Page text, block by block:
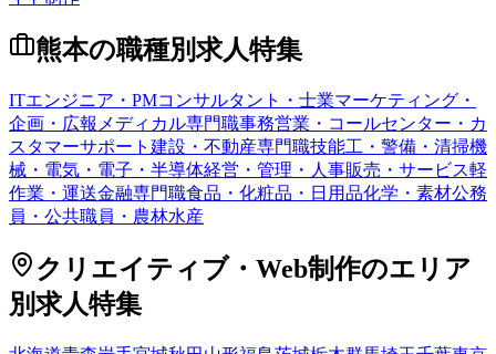
熊本の職種別求人特集
ITエンジニア・PMコンサルタント・士業マーケティング・
企画・広報 メディカル専門職事務営業・コールセンター・カ
スタマーサポート 建設・不動産専門職技能工・警備・清掃機
械・電気・電子・半導体経営・管理・人事販売・サービス軽
作業・運送金融専門職食品・化粧品・日用品化学・素材公務
員・公共職員・農林水産
クリエイティブ・Web制作のエリア
別求人特集